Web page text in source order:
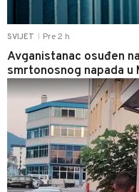
SVIJET Pre 2 h
Avganistanac osuđen
smrtonosnog napada u